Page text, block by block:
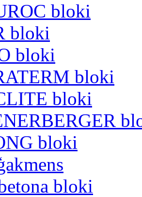
bloki
bloki
bloki
bloki
bloki
bloki
bloki